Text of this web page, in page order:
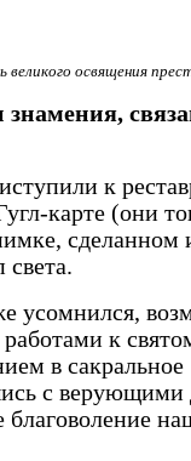
великого освящения
к
карте (они
сделанном
света.
усомнился,
к
в сакральное
с верующими
благоволение